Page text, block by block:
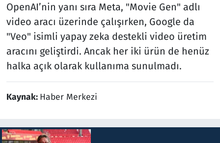
OpenAI’nin yanı sıra Meta, "Movie Gen" adlı
video aracı üzerinde çalışırken, Google da
"Veo" isimli yapay zeka destekli video üretim
aracını geliştirdi. Ancak her iki ürün de henüz
halka açık olarak kullanıma sunulmadı.
Kaynak: Haber Merkezi